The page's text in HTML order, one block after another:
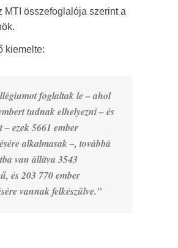
MTI összefoglalója szerint a
kiemelte:
foglaltak le – ahol
tudnak elhelyezni – és
– ezek 5661 ember
alkalmasak –, továbbá
van állítva 3543
és 203 770 ember
vannak felkészülve.”